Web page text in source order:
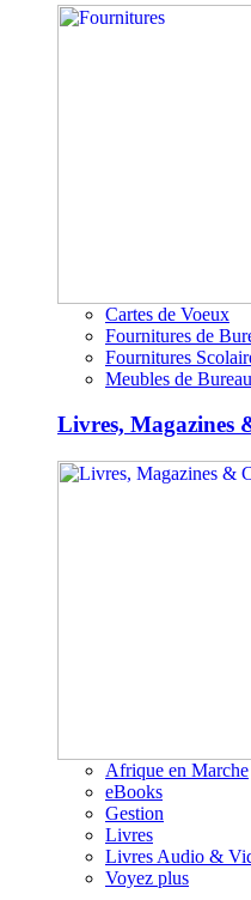
Cartes de Voeux
Fournitures de
Fournitures
Meubles de Bureau
Livres, Magazines
Afrique en Marche
eBooks
Gestion
Livres
Livres Audio &
Voyez plus